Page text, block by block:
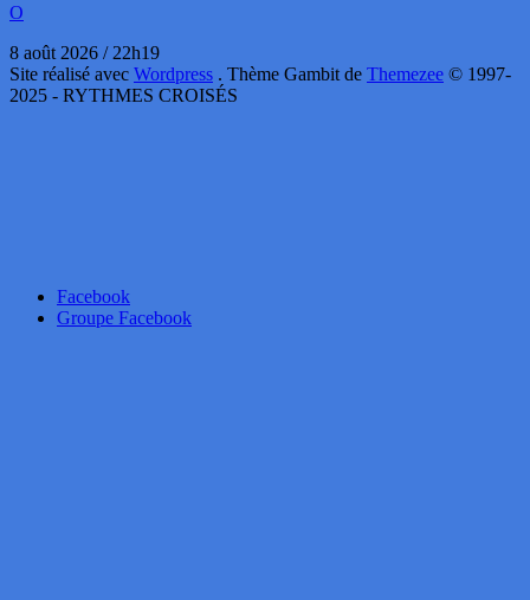
O
8 août 2026 / 22h19
Site réalisé avec Wordpress . Thème Gambit de Themezee © 1997-
2025 - RYTHMES CROISÉS
Facebook
Groupe Facebook